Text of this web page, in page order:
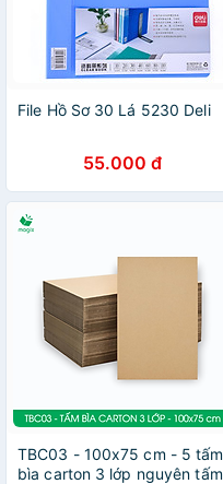
File Hồ Sơ 30 Lá 5230 Deli
55.000 đ
TBC03 - 100x75 cm - 5 tấm
bìa carton 3 lớp nguyên tấm